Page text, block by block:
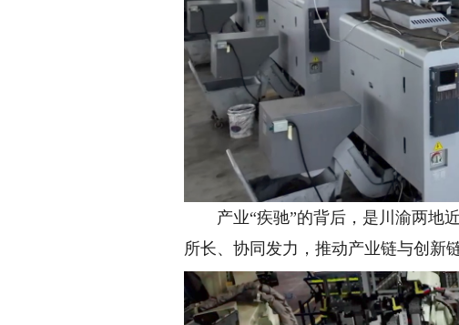
产业“疾驰”的背后，是川渝两地近
所长、协同发力，推动产业链与创新